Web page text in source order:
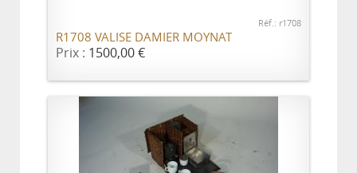
Réf.: r1708
R1708 VALISE DAMIER MOYNAT
Prix : 1500,00 €